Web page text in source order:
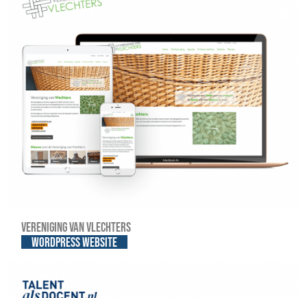
Vereniging van Vlechters
WordPress website